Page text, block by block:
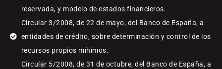
reservada, y modelo de estados financieros.
Circular 3/2008, de 22 de mayo, del Banco de España, a
entidades de crédito, sobre determinación y control de los
recursos propios mínimos.
Circular 5/2008, de 31 de octubre, del Banco de España, a